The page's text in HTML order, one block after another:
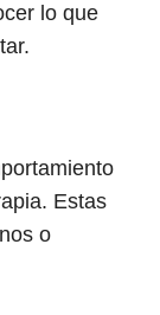
lo que
Estas
o